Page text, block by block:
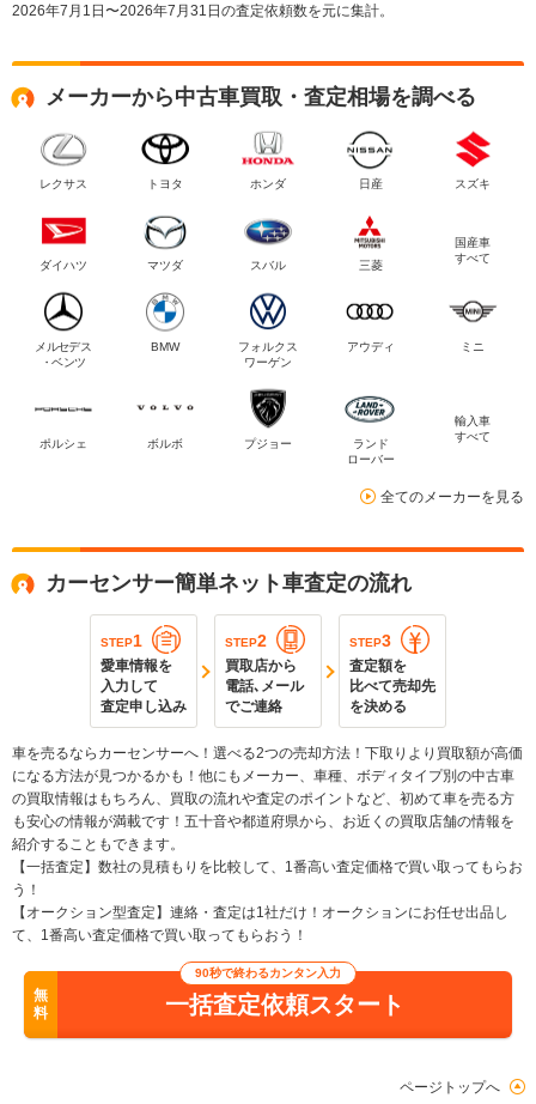
2026年7月1日〜2026年7月31日の査定依頼数を元に集計。
メーカーから中古車買取・査定相場を調べる
レクサス トヨタ ホンダ 日産 スズキ
ダイハツ マツダ スバル 三菱
国産車
すべて
メルセデス
・ベンツ
BMW
フォルクス
ワーゲン
アウディ ミニ
ポルシェ ボルボ プジョー
ランド
ローバー
輸入車
すべて
全てのメーカーを見る
カーセンサー簡単ネット車査定の流れ
STEP1
愛車情報を
入力して
査定申し込み
STEP2
買取店から
電話､メール
でご連絡
STEP3
査定額を
比べて売却先
を決める
車を売るならカーセンサーへ！選べる2つの売却方法！下取りより買取額が高価
になる方法が見つかるかも！他にもメーカー、車種、ボディタイプ別の中古車
の買取情報はもちろん、買取の流れや査定のポイントなど、初めて車を売る方
も安心の情報が満載です！五十音や都道府県から、お近くの買取店舗の情報を
紹介することもできます。
【一括査定】数社の見積もりを比較して、1番高い査定価格で買い取ってもらお
う！
【オークション型査定】連絡・査定は1社だけ！オークションにお任せ出品し
て、1番高い査定価格で買い取ってもらおう！
無
料
90秒で終わるカンタン入力
一括査定依頼スタート
ページトップへ